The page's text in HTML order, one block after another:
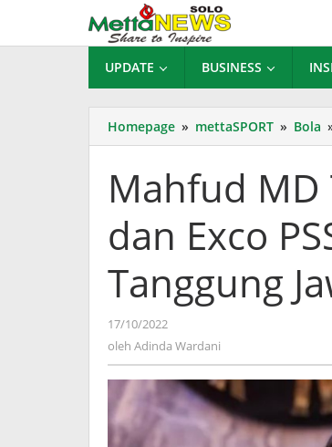
konten
UPDATE BUSINESS
Homepage » mettaSPORT » Bola
Mahfud MD
dan Exco
Tanggung
17/10/2022
Adinda
oleh Adinda Wardani